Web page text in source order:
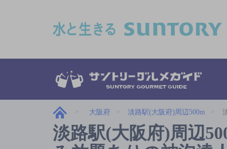
大阪府 淡路駅(大阪府)周辺500m
淡路駅(大阪府)周辺